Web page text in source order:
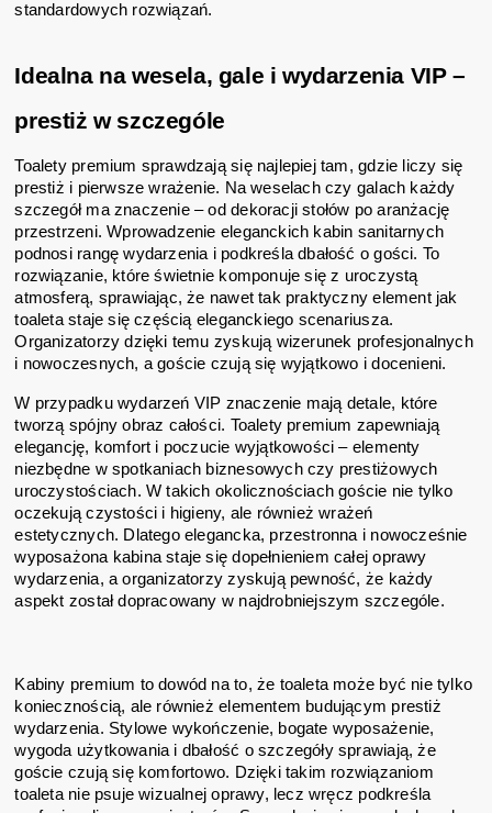
standardowych rozwiązań.
Idealna na wesela, gale i wydarzenia VIP –
prestiż w szczególe
Toalety premium sprawdzają się najlepiej tam, gdzie liczy się
prestiż i pierwsze wrażenie. Na weselach czy galach każdy
szczegół ma znaczenie – od dekoracji stołów po aranżację
przestrzeni. Wprowadzenie eleganckich kabin sanitarnych
podnosi rangę wydarzenia i podkreśla dbałość o gości. To
rozwiązanie, które świetnie komponuje się z uroczystą
atmosferą, sprawiając, że nawet tak praktyczny element jak
toaleta staje się częścią eleganckiego scenariusza.
Organizatorzy dzięki temu zyskują wizerunek profesjonalnych
i nowoczesnych, a goście czują się wyjątkowo i docenieni.
W przypadku wydarzeń VIP znaczenie mają detale, które
tworzą spójny obraz całości. Toalety premium zapewniają
elegancję, komfort i poczucie wyjątkowości – elementy
niezbędne w spotkaniach biznesowych czy prestiżowych
uroczystościach. W takich okolicznościach goście nie tylko
oczekują czystości i higieny, ale również wrażeń
estetycznych. Dlatego elegancka, przestronna i nowocześnie
wyposażona kabina staje się dopełnieniem całej oprawy
wydarzenia, a organizatorzy zyskują pewność, że każdy
aspekt został dopracowany w najdrobniejszym szczególe.
Kabiny premium to dowód na to, że toaleta może być nie tylko
koniecznością, ale również elementem budującym prestiż
wydarzenia. Stylowe wykończenie, bogate wyposażenie,
wygoda użytkowania i dbałość o szczegóły sprawiają, że
goście czują się komfortowo. Dzięki takim rozwiązaniom
toaleta nie psuje wizualnej oprawy, lecz wręcz podkreśla